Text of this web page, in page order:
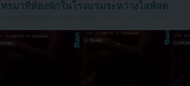
รมาที่ห้องพักในโรงแรมระหว่างไลฟ์สด
UNCATEGORIZED KPOP YOUZAB